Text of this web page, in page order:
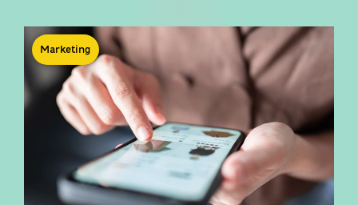
Marketing